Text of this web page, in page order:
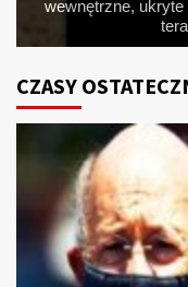
Kupili sobie media:
Farmacja
CZASY